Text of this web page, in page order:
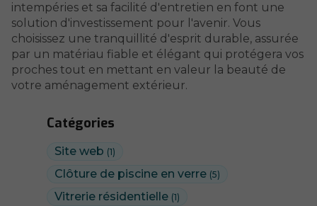
Catégories
Site web (1)
Clôture de piscine en verre (5)
Vitrerie résidentielle (1)
intempéries et sa facilité d'entretien en font une
solution d'investissement pour l'avenir. Vous
choisissez une tranquillité d'esprit durable, assurée
par un matériau fiable et élégant qui protégera vos
proches tout en mettant en valeur la beauté de
votre aménagement extérieur.